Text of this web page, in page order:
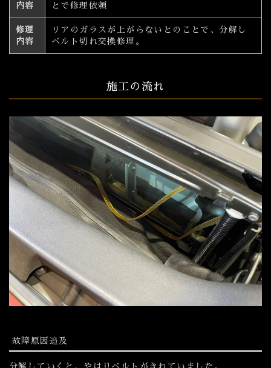
内容
とで修理依頼
修理
内容
リアのガラスが上がらないとのことで、分解し
ベルト切れ交換修理。
施工の流れ
故障原因追及
分解していくと、やはりベルトがきれていました。